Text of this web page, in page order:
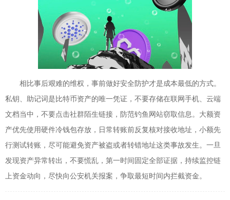
相比事后艰难的维权，事前做好安全防护才是成本最低的方式。
私钥、助记词是比特币资产的唯一凭证，不要存储在联网手机、云端
文档当中，不要点击社群陌生链接，防范钓鱼网站窃取信息。大额资
产优先使用硬件冷钱包存放，日常转账前反复核对接收地址，小额先
行测试转账，尽可能避免资产被盗或者转错地址这类事故发生。一旦
发现资产异常转出，不要慌乱，第一时间固定全部证据，持续监控链
上资金动向，尽快向公安机关报案，争取最短时间内拦截资金。